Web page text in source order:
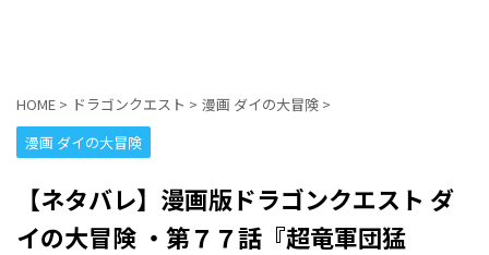
HOME > ドラゴンクエスト > 漫画 ダイの大冒険 >
漫画 ダイの大冒険
【ネタバレ】漫画版ドラゴンクエスト ダ
イの大冒険 ・第７７話『超竜軍団猛